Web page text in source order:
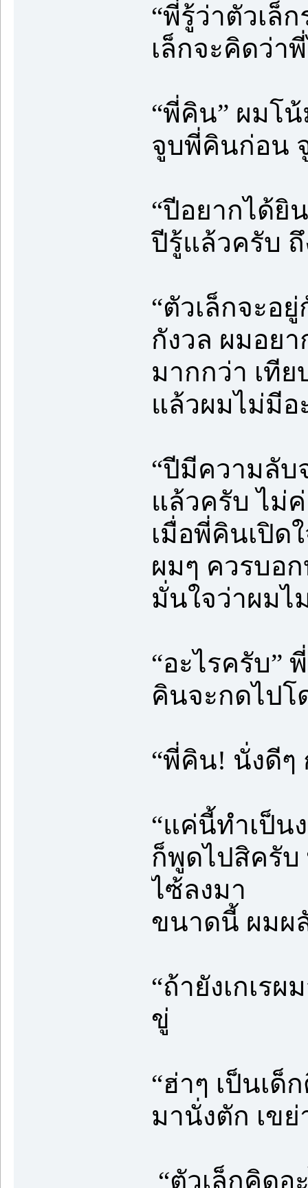
“พี่รู้ว่าตัวเล็
เล็กจะคิดว่า
“พี่คิน” ผมโ
จูบพี่คินก่อน
“ปีอยากได้ยิ
ปีรู้แล้วครับ
“ตัวเล็กจะอ
กังวล ผมอย
มากกว่า เที
แล้วผมไม่มีอ
“ปีมีความลับ
แล้วครับ ไม่
เมื่อพี่คินเปิด
ผมๆ ควรบอ
มั่นใจว่าผมไ
“อะไรครับ”
คินจะกดไปโ
“พี่คิน! นั่งดีๆ
“แค่นี้ทำเป็น
ก็พูดไปสิครับ
ไซ้ลงมา
ขนาดนี้ ผมผ
“ถ้ายังเกเร
ขู่
“ฮ่าๆ เป็นเ
มานั่งตัก เขย่
“ตัวเล็กคิดอ